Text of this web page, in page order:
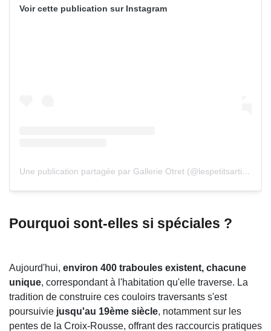
Voir cette publication sur Instagram
Une publication partagée par Gallerie Otret (@lespetitsartisans)
Pourquoi sont-elles si spéciales ?
Aujourd'hui, environ 400 traboules existent, chacune
unique, correspondant à l'habitation qu'elle traverse. La
tradition de construire ces couloirs traversants s'est
poursuivie jusqu'au 19ème siècle, notamment sur les
pentes de la Croix-Rousse, offrant des raccourcis pratiques